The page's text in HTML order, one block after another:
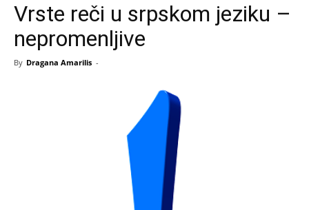
Vrste reči u srpskom jeziku –
nepromenljive
By Dragana Amarilis -